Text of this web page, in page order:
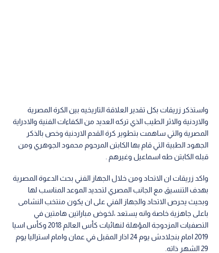
واستذكر زريقات بكل تقدير العلاقة التاريخيه بين الكرة المصرية
والاردنية والاثر الطيب الذي تركه العديد من الكفاءات الفنية والادراية
المصرية والتي ساهمت بتطوير كرة القدم الاردنية وخص بالذكر
الجهود الطبية التي قام بها الكابتن المرحوم محمود الجوهري ومن
قبله الكابتن طه اسماعيل وغيرهم .
واكد زريقات ان الاتحاد ومن خلال الجهاز الفني بحث الدعوة المصرية
بهدف التنسيق مع الجانب المصري لتحديد الموعد المناسب لها
وبحيث يحرص الاتحاد والجهاز الفني على ان يكون منتخب النشامى
باعلى جاهزية خاصة وانه يستعد ،لخوض مباراتين هامتين في
التصفيات المزدوجة المؤهلة لنهائيات كأس العالم 2018 وكأس اسيا
2019 امام بنجلادش يوم 24 اذار المقبل في عمان وامام استراليا يوم
29 الشهر ذاته.